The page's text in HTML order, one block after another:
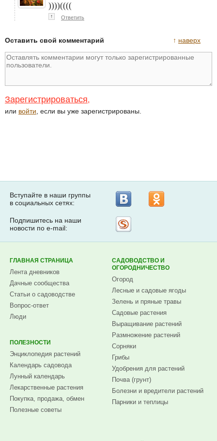
))))((((
↑ Ответить
↑ наверх
Оставить свой комментарий
Зарегистрироваться,
или войти , если вы уже зарегистрированы.
Вступайте в наши группы
в социальных сетях:
Подпишитесь на наши
новости по e-mail:
ГЛАВНАЯ СТРАНИЦА
Лента дневников
Дачные сообщества
Статьи о садоводстве
Вопрос-ответ
Люди
ПОЛЕЗНОСТИ
Энциклопедия растений
Календарь садовода
Лунный календарь
Лекарственные растения
Покупка, продажа, обмен
Полезные советы
САДОВОДСТВО И
ОГОРОДНИЧЕСТВО
Огород
Лесные и садовые ягоды
Зелень и пряные травы
Садовые растения
Выращивание растений
Размножение растений
Сорняки
Грибы
Удобрения для растений
Почва (грунт)
Болезни и вредители растений
Парники и теплицы